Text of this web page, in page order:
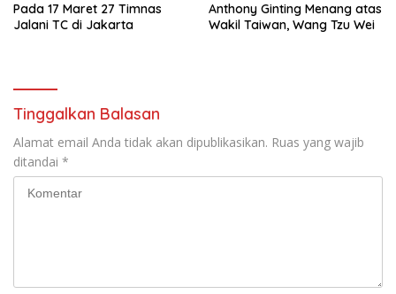
Pada 17 Maret 27 Timnas
Jalani TC di Jakarta
Anthony Ginting Menang atas
Wakil Taiwan, Wang Tzu Wei
Tinggalkan Balasan
Alamat email Anda tidak akan dipublikasikan. Ruas yang wajib
ditandai *